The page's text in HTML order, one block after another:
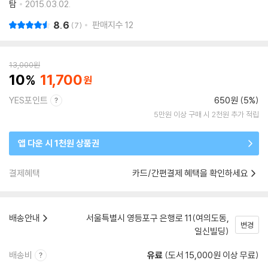
탐
2015.03.02.
8.6 7 판매지수 12
13,000원
10 11,700
YES포인트 650원 (5%)
5만원 이상 구매 시 2천원 추가 적립
앱 다운 시 1천원 상품권
결제혜택 카드/간편결제 혜택을 확인하세요
배송안내
서울특별시 영등포구 은행로 11(여의도동,
일신빌딩)
변경
배송비 유료 (도서 15,000원 이상 무료)